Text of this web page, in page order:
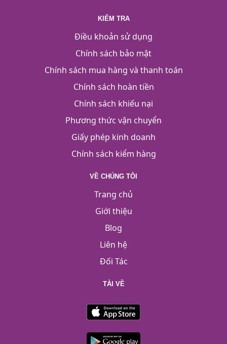
KIỂM TRA
Điều khoản sử dụng
Chính sách bảo mật
Chính sách mua hàng và thanh toán
Chính sách hoàn tiền
Chính sách khiếu nại
Phương thức vận chuyển
Giấy phép kinh doanh
Chính sách kiểm hàng
VỀ CHÚNG TÔI
Trang chủ
Giới thiệu
Blog
Liên hệ
Đối Tác
TẢI VỀ